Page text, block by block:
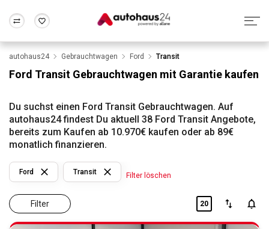
Wir bewerten dein Auto
Alle Fragen & Antworten
Rund um die Inzahlungnahme
Frankfurt Wuppertal
autohaus24 Gebrauchtwagen Ford Transit
Ford Transit Gebrauchtwagen mit Garantie kaufen
Du suchst einen Ford Transit Gebrauchtwagen. Auf
autohaus24 findest Du aktuell 38 Ford Transit Angebote,
bereits zum Kaufen ab 10.970€ kaufen oder ab 89€
monatlich finanzieren.
Filter
Ford Transit Filter löschen
20